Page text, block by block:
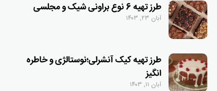
طرز تهیه 6 نوع براونی شیک و مجلسی
آبان ۲۳, ۱۴۰۳
طرز تهیه کیک آنشرلی؛نوستالژی و خاطره
انگیز
آبان ۱۱, ۱۴۰۳